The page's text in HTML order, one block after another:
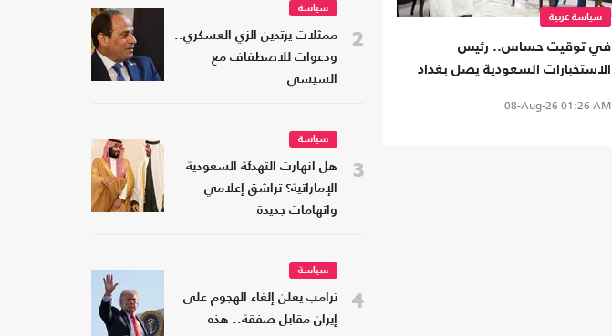
سياسة عربية
في توقيت حساس.. رئيس
الاستخبارات السعودية يصل بغداد
08-Aug-26 01:26 AM
2
سياسة
ممثلات يرتدين الزي العسكري..
ودعوات للاصطفاف مع
السيسي
3
سياسة
هل انهارت التهدئة السعودية
الإماراتية؟ تراشق إعلامي
واتهامات جديدة
4
سياسة
ترامب يعلن إلغاء الهجوم على
إيران مقابل صفقة.. هذه